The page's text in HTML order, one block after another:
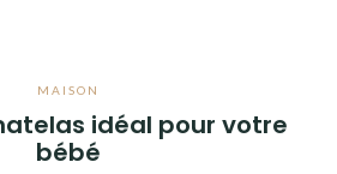
MAISON
idéal pour votre
bébé